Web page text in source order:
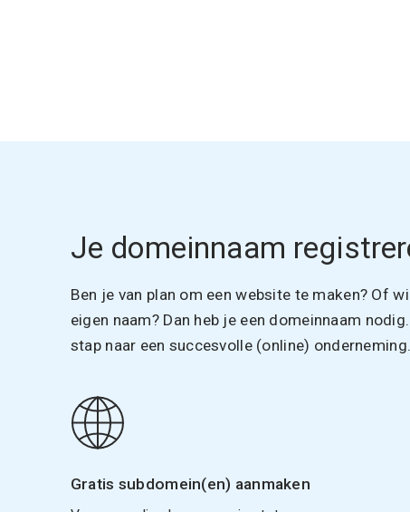
Je domeinnaam
Ben je van plan om een website te maken? Of
eigen naam? Dan heb je een domeinnaam
stap naar een succesvolle (online) onderneming.
Gratis subdomein(en) aanmaken